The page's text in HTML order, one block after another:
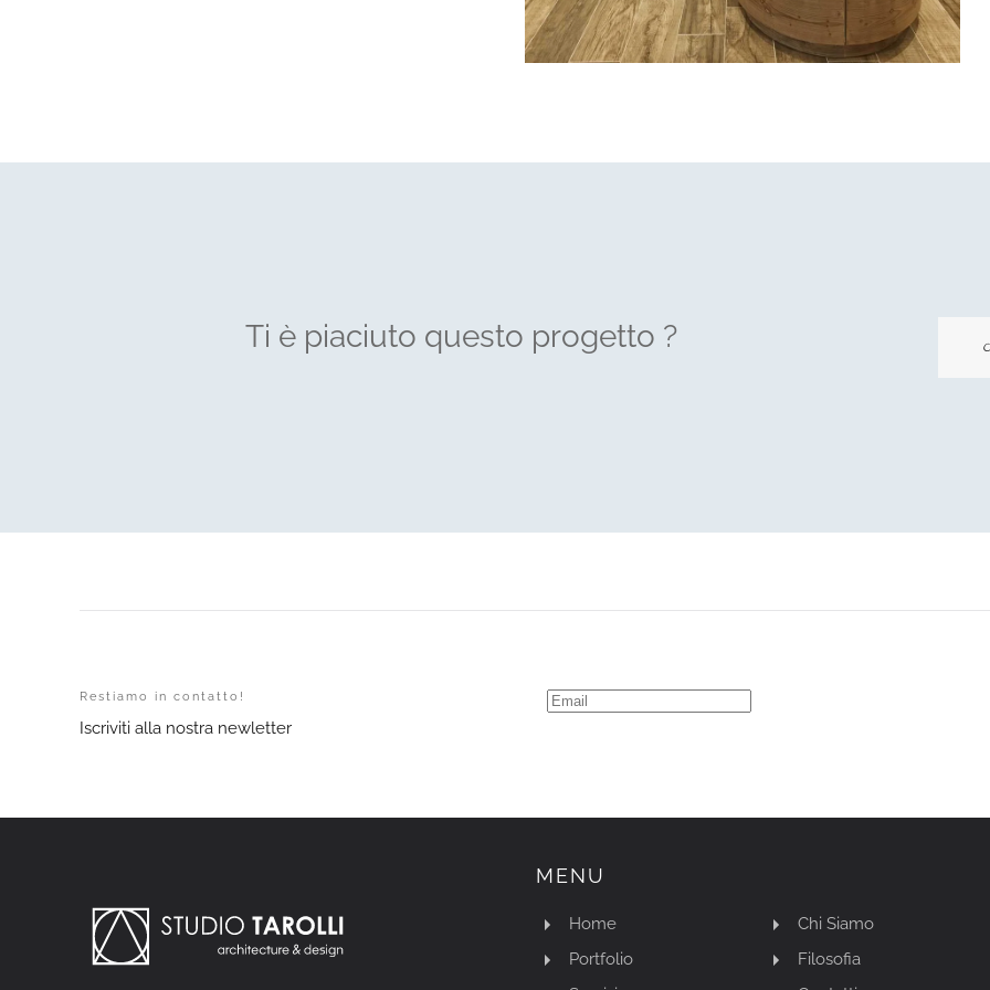
Ti è piaciuto questo progetto ?
Restiamo in contatto!
Iscriviti alla nostra newletter
MENU
Home
Portfolio
Chi Siamo
Filosofia